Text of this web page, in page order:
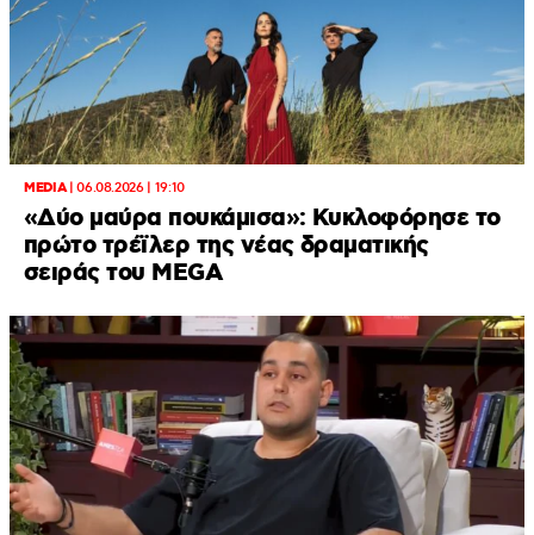
MEDIA|06.08.2026 | 19:10
«Δύο μαύρα πουκάμισα»: Κυκλοφόρησε το
πρώτο τρέϊλερ της νέας δραματικής
σειράς του MEGA